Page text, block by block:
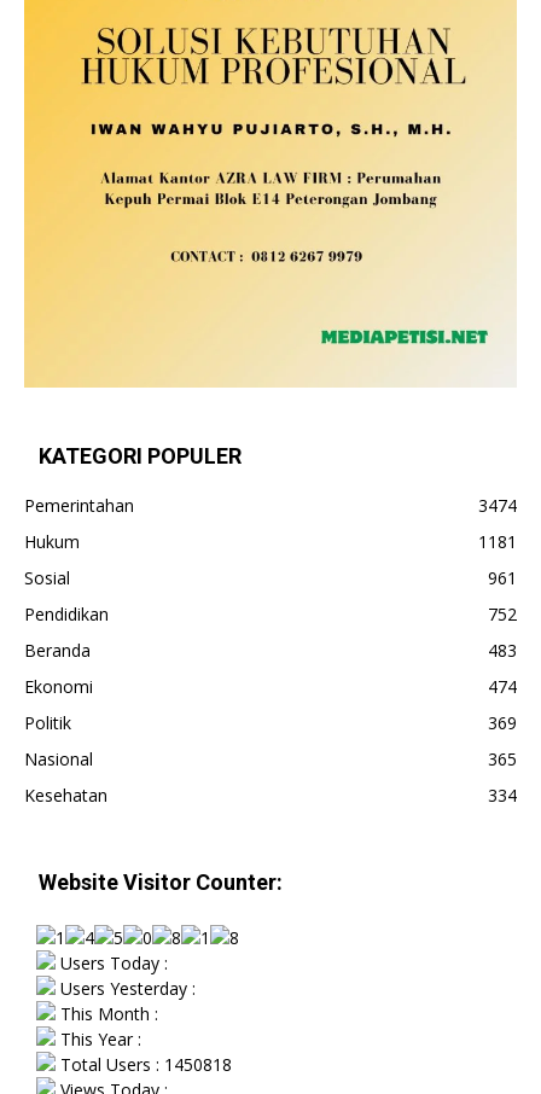
KATEGORI POPULER
Pemerintahan
3474
Hukum
1181
Sosial
961
Pendidikan
752
Beranda
483
Ekonomi
474
Politik
369
Nasional
365
Kesehatan
334
Website Visitor Counter:
Users Today :
Users Yesterday :
This Month :
This Year :
Total Users : 1450818
Views Today :